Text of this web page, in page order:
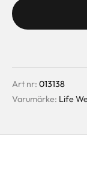
Art nr: 013138
Varumärke: Life